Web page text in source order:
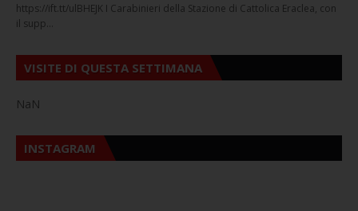
https://ift.tt/ulBHEJK I Carabinieri della Stazione di Cattolica Eraclea, con
il supp…
VISITE DI QUESTA SETTIMANA
NaN
INSTAGRAM